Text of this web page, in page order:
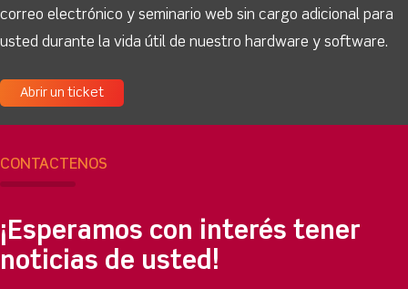
correo electrónico y seminario web sin cargo adicional para
usted durante la vida útil de nuestro hardware y software.
Abrir un ticket
CONTÁCTENOS
¡Esperamos con interés tener
noticias de usted!